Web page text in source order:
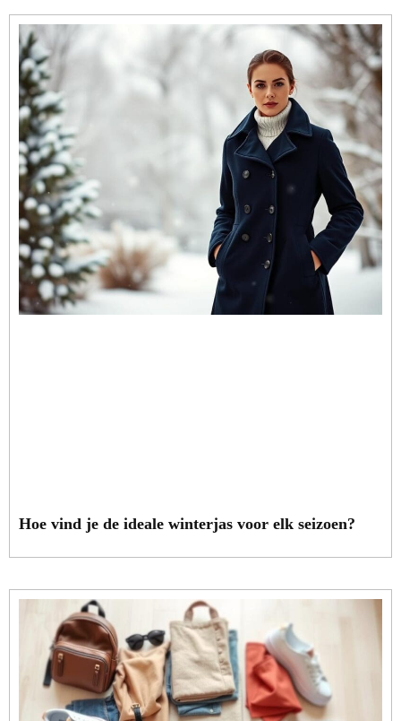
Hoe vind je de ideale winterjas voor elk seizoen?